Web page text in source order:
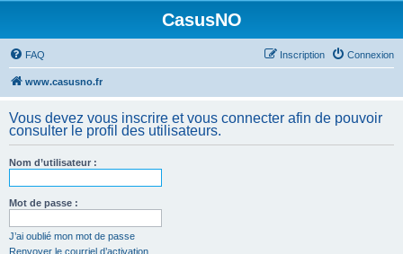
CasusNO
FAQ Connexion
Inscription
www.casusno.fr
Vous devez vous inscrire et vous connecter afin de pouvoir
consulter le profil des utilisateurs.
Nom d’utilisateur :
Mot de passe :
J’ai oublié mon mot de passe
Renvoyer le courriel d’activation